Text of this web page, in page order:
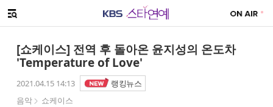
메뉴 열기
[쇼케이스] 전역 후 돌아온 윤지성의 온도차
'Temperature of Love'
2021.04.15 14:13
랭킹뉴스
음악
쇼케이스
페이스북
트위터
네이버
URL복사
글씨 작게보기
글씨 크게보기
해시태그